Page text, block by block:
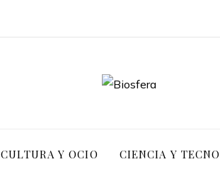
CULTURA Y OCIO CIENCIA Y